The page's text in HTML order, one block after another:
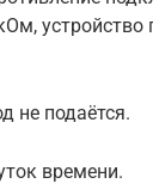
не подаётся.
времени.